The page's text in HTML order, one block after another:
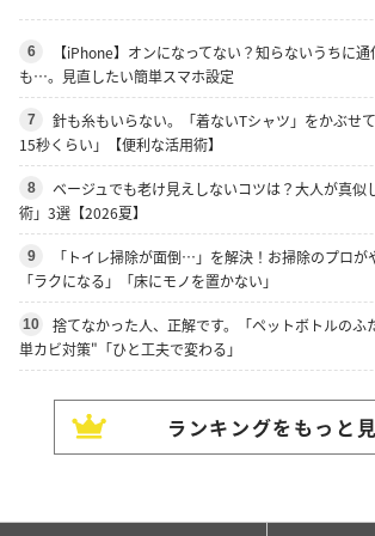
6
【iPhone】オンになってない？知らないうちに
も…。見直したい簡単スマホ設定
7
針も糸もいらない。「着ないTシャツ」をかぶせ
15秒くらい」【便利な活用術】
8
ベージュでも老け見えしないコツは？大人が真似
術」3選【2026夏】
9
「トイレ掃除が面倒…」を解決！お掃除のプロが
「ラクになる」「床にモノを置かない」
10
捨てなかった人、正解です。「ペットボトルのふ
単カビ対策"「ひと工夫で変わる」
ランキングをもっと